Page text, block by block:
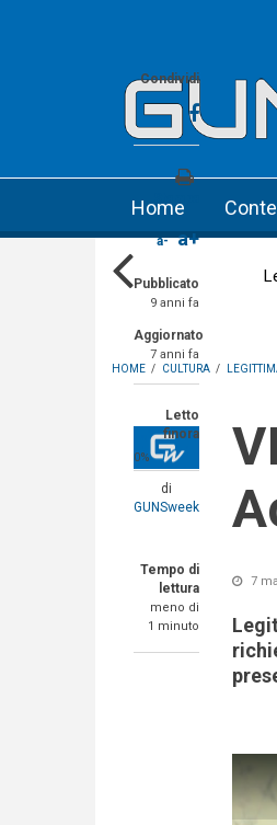
Home
HOME / CULTURA /
di
GUNSweek
Tempo di
lettura
meno di
1 minuto
Condividi
a- a+
Pubblicato
9 anni fa
Aggiornato
7 anni fa
Letto
finora
0%
VIDEO: Arsenal Firearms
7